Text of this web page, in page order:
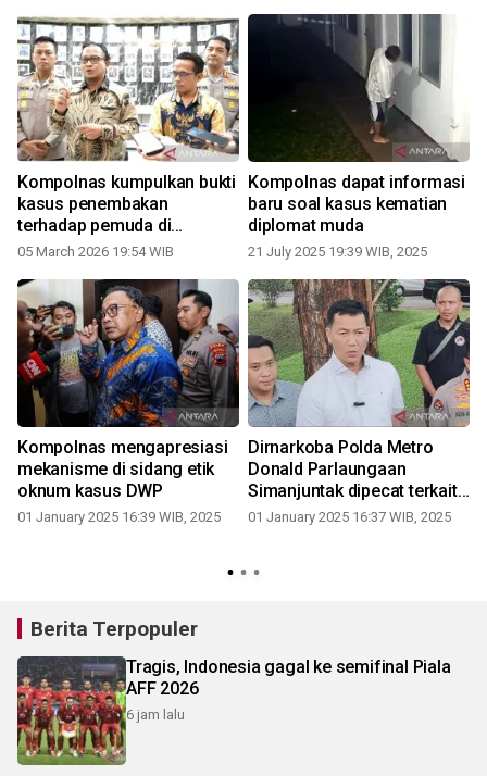
Kompolnas kumpulkan bukti
kasus penembakan
terhadap pemuda di
Makassar
05 March 2026 19:54 WIB
Kompolnas dapat informasi
baru soal kasus kematian
diplomat muda
21 July 2025 19:39 WIB, 2025
Kompolnas mengapresiasi
mekanisme di sidang etik
oknum kasus DWP
01 January 2025 16:39 WIB, 2025
Dirnarkoba Polda Metro
Donald Parlaungaan
Simanjuntak dipecat terkait
kasus pemerasan di DWP
01 January 2025 16:37 WIB, 2025
Berita Terpopuler
Tragis, Indonesia gagal ke semifinal Piala
AFF 2026
6 jam lalu